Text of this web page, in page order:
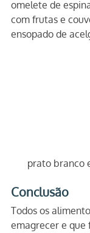
omelete de
com frutas e
ensopado de
prato branco
Conclusão
Todos os
emagrecer e que